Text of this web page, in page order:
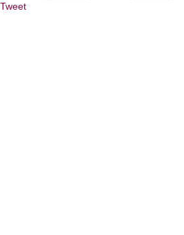
Tweet